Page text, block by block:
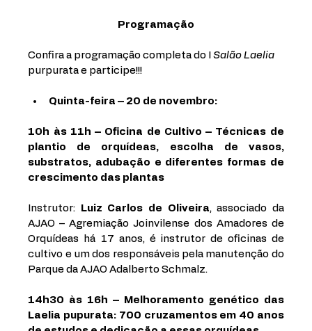
Programação
Confira a programação completa do I Salão Laelia
purpurata e participe!!!
Quinta-feira – 20 de novembro:
10h às 11h – Oficina de Cultivo – Técnicas de
plantio de orquídeas, escolha de vasos,
substratos, adubação e diferentes formas de
crescimento das plantas
Instrutor: Luiz Carlos de Oliveira, associado da
AJAO – Agremiação Joinvilense dos Amadores de
Orquídeas há 17 anos, é instrutor de oficinas de
cultivo e um dos responsáveis pela manutenção do
Parque da AJAO Adalberto Schmalz.
14h30 às 16h – Melhoramento genético das
Laelia pupurata: 700 cruzamentos em 40 anos